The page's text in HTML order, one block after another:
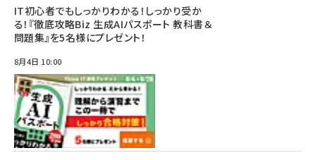
IT初心者でもしっかりわかる！しっかり受か
る！『徹底攻略Biz 生成AIパスポート 教科書＆
問題集』を5名様にプレゼント！
8月4日 10:00